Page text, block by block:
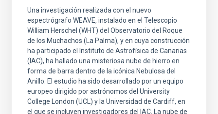
Una investigación realizada con el nuevo
espectrógrafo WEAVE, instalado en el Telescopio
William Herschel (WHT) del Observatorio del Roque
de los Muchachos (La Palma), y en cuya construcción
ha participado el Instituto de Astrofísica de Canarias
(IAC), ha hallado una misteriosa nube de hierro en
forma de barra dentro de la icónica Nebulosa del
Anillo. El estudio ha sido desarrollado por un equipo
europeo dirigido por astrónomos del University
College London (UCL) y la Universidad de Cardiff, en
el que se incluyen investigadores del IAC. La nube de